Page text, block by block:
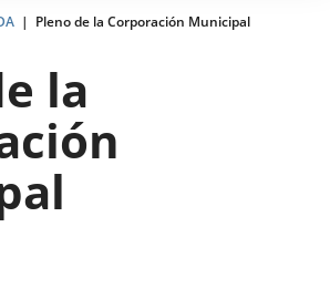
Pleno de la Corporación Municipal
la